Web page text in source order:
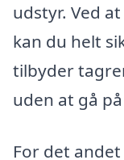
udstyr. Ved
kan du helt
tilbyder
uden at gå
For det